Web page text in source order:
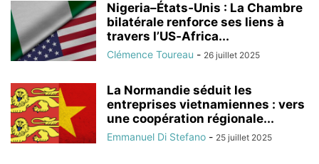
Nigeria–États‑Unis : La Chambre
bilatérale renforce ses liens à
travers l’US‑Africa...
Clémence Toureau - 26 juillet 2025
La Normandie séduit les
entreprises vietnamiennes : vers
une coopération régionale...
Emmanuel Di Stefano - 25 juillet 2025